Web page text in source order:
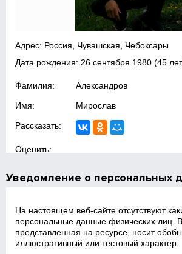
Адрес: Россия, Чувашская, Чебоксары
Дата рождения: 26 сентября 1980 (45
Фамилия: Александров
Имя: Мирослав
Рассказать:
Оценить:
Уведомление о персональных
На настоящем веб‑сайте отсутствуют
персональные данные физических лиц.
представленная на ресурсе, носит
иллюстративный или тестовый характер.